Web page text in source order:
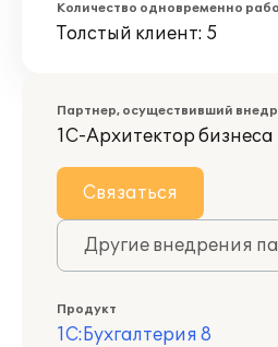
Количество одновременно
Толстый клиент: 5
Партнер, осуществивший
1С-Архитектор бизнеса
Связаться
Другие внедрения
Продукт
1С:Бухгалтерия 8